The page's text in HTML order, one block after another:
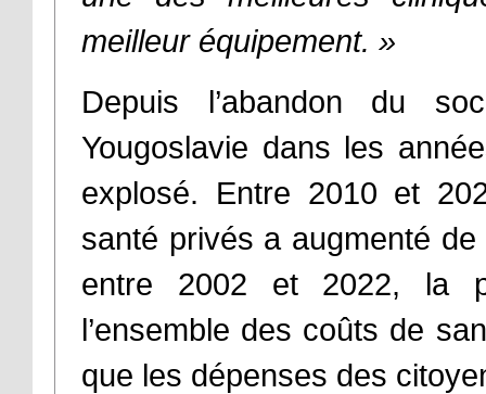
meilleur équipement. »
Depuis l’abandon du
Yougoslavie dans les
explosé. Entre 2010 et
santé privés a augmenté
entre 2002 et 2022, la
l’ensemble des coûts de
que les dépenses des